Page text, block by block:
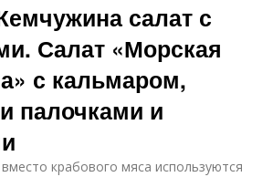
салат с
Салат «Морская
с кальмаром,
палочками и
крабового мяса используются